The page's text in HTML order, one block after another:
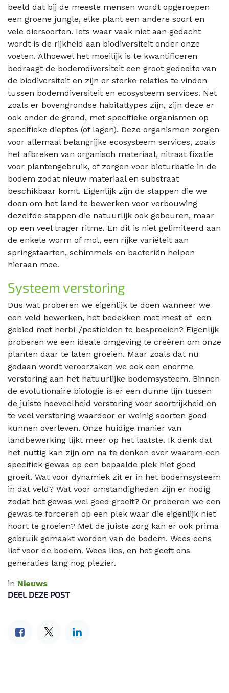
beeld dat bij de meeste mensen wordt opgeroepen
een groene jungle, elke plant een andere soort en
vele diersoorten. Iets waar vaak niet aan gedacht
wordt is de rijkheid aan biodiversiteit onder onze
voeten. Alhoewel het moeilijk is te kwantificeren
bedraagt de bodemdiversiteit een groot gedeelte van
de biodiversiteit en zijn er sterke relaties te vinden
tussen bodemdiversiteit en ecosysteem services. Net
zoals er bovengrondse habitattypes zijn, zijn deze er
ook onder de grond, met specifieke organismen op
specifieke dieptes (of lagen). Deze organismen zorgen
voor allemaal belangrijke ecosysteem services, zoals
het afbreken van organisch materiaal, nitraat fixatie
voor plantengebruik, of zorgen voor bioturbatie in de
bodem zodat nieuw materiaal en substraat
beschikbaar komt. Eigenlijk zijn de stappen die we
doen om het land te bewerken voor verbouwing
dezelfde stappen die natuurlijk ook gebeuren, maar
op een veel trager ritme. En dit is niet gelimiteerd aan
de enkele worm of mol, een rijke variëteit aan
springstaarten, schimmels en bacteriën helpen
hieraan mee.
Systeem verstoring
Dus wat proberen we eigenlijk te doen wanneer we
een veld bewerken, het bedekken met mest of een
gebied met herbi-/pesticiden te besproeien? Eigenlijk
proberen we een ideale omgeving te creëren om onze
planten daar te laten groeien. Maar zoals dat nu
gedaan wordt veroorzaken we ook een enorme
verstoring aan het natuurlijke bodemsysteem. Binnen
de evolutionaire biologie is er een dunne lijn tussen
de juiste hoeveelheid verstoring voor soortrijkheid en
te veel verstoring waardoor er weinig soorten goed
kunnen overleven. Onze huidige manier van
landbewerking lijkt meer op het laatste. Ik denk dat
het nuttig kan zijn om na te denken over waarom een
specifiek gewas op een bepaalde plek niet goed
groeit. Wat voor dynamiek zit er in het bodemsysteem
in dat veld? Wat voor omstandigheden zijn er nodig
zodat het gewas wel goed groeit? Or proberen we een
gewas te forceren op een plek waar die eigenlijk niet
hoort te groeien? Met de juiste zorg kan er ook prima
gebruik gemaakt worden van de bodem. Wees eens
lief voor de bodem. Wees lies, en het geeft ons
generaties lang nog plezier.
in Nieuws
DEEL DEZE POST